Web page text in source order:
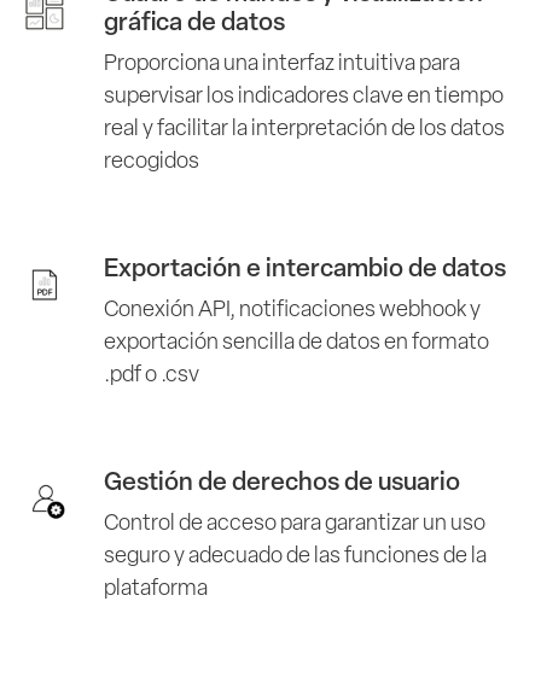
gráfica de datos
Proporciona una interfaz intuitiva para
supervisar los indicadores clave en tiempo
real y facilitar la interpretación de los datos
recogidos
Exportación e intercambio de datos
Conexión API, notificaciones webhook y
exportación sencilla de datos en formato
.pdf o .csv
Gestión de derechos de usuario
Control de acceso para garantizar un uso
seguro y adecuado de las funciones de la
plataforma